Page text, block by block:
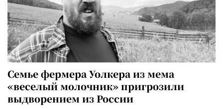
Семье фермера Уолкера из мема
«веселый молочник» пригрозили
выдворением из России